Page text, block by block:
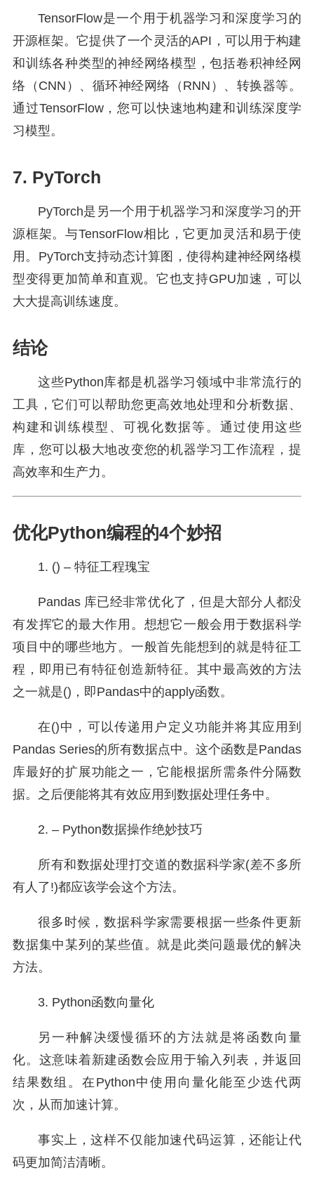
TensorFlow是一个用于机器学习和深度学习的
开源框架。它提供了一个灵活的API，可以用于构建
和训练各种类型的神经网络模型，包括卷积神经网
络（CNN）、循环神经网络（RNN）、转换器等。
通过TensorFlow，您可以快速地构建和训练深度学
习模型。
7. PyTorch
PyTorch是另一个用于机器学习和深度学习的开
源框架。与TensorFlow相比，它更加灵活和易于使
用。PyTorch支持动态计算图，使得构建神经网络模
型变得更加简单和直观。它也支持GPU加速，可以
大大提高训练速度。
结论
这些Python库都是机器学习领域中非常流行的
工具，它们可以帮助您更高效地处理和分析数据、
构建和训练模型、可视化数据等。通过使用这些
库，您可以极大地改变您的机器学习工作流程，提
高效率和生产力。
优化Python编程的4个妙招
1. () – 特征工程瑰宝
Pandas 库已经非常优化了，但是大部分人都没
有发挥它的最大作用。想想它一般会用于数据科学
项目中的哪些地方。一般首先能想到的就是特征工
程，即用已有特征创造新特征。其中最高效的方法
之一就是()，即Pandas中的apply函数。
在()中，可以传递用户定义功能并将其应用到
Pandas Series的所有数据点中。这个函数是Pandas
库最好的扩展功能之一，它能根据所需条件分隔数
据。之后便能将其有效应用到数据处理任务中。
2. – Python数据操作绝妙技巧
所有和数据处理打交道的数据科学家(差不多所
有人了!)都应该学会这个方法。
很多时候，数据科学家需要根据一些条件更新
数据集中某列的某些值。就是此类问题最优的解决
方法。
3. Python函数向量化
另一种解决缓慢循环的方法就是将函数向量
化。这意味着新建函数会应用于输入列表，并返回
结果数组。在Python中使用向量化能至少迭代两
次，从而加速计算。
事实上，这样不仅能加速代码运算，还能让代
码更加简洁清晰。